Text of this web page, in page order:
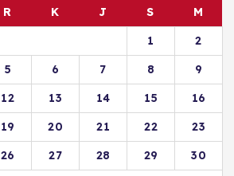
R K J S
M
1
2
5 6 7 8
9
12 13 14 15
16
19 20 21 22
23
26 27 28 29
30